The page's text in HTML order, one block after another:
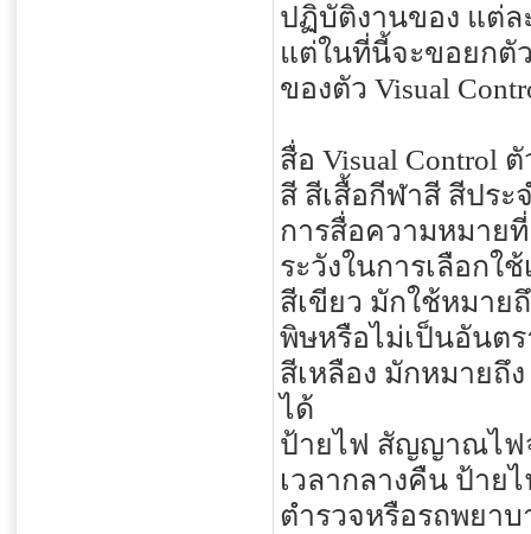
ปฏิบัติงานของ แต่ล
แต่ในที่นี้จะขอยกตั
ของตัว Visual
สื่อ Visual Control
สี สีเสื้อกีฬาสี สีประ
การสื่อความหมาย
ระวังในการเลือกใ
สีเขียว มักใช้หมาย
พิษหรือไม่เป็นอันต
สีเหลือง มักหมายถึ
ได้
ป้ายไฟ สัญญาณไฟ
เวลากลางคืน ป้าย
ตำรวจหรือรถพยา